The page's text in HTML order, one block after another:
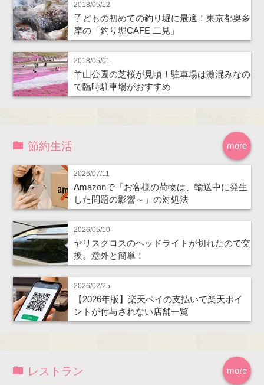
2018/05/12
子どもの初めての釣り堀に最適！東京都奥多
摩の「釣り堀CAFE 二見」
2018/05/01
羊山公園の芝桜が見頃！駐車場は激混みなの
で臨時駐車場がおすすめ
more
節約生活
2026/07/11
Amazonで「お客様の荷物は、輸送中に発生
した問題の影響～」の対処法
2026/05/10
ヤリスクロスのヘッドライトが切れたので交
換。意外と簡単！
2026/02/25
【2026年版】楽天ペイの支払いで楽天ポイ
ントが付与されない店舗一覧
more
レストラン